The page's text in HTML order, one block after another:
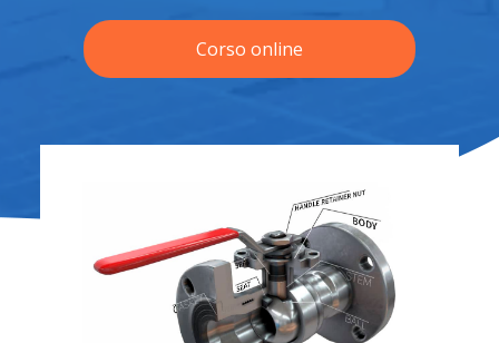
Corso online